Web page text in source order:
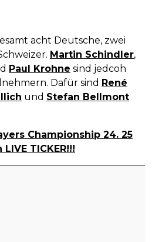
acht Deutsche, zwei
Martin Schindler,
Paul Krohne sind jedcoh
Dafür sind René
und Stefan Bellmont
Championship 24. 25
TICKER!!!